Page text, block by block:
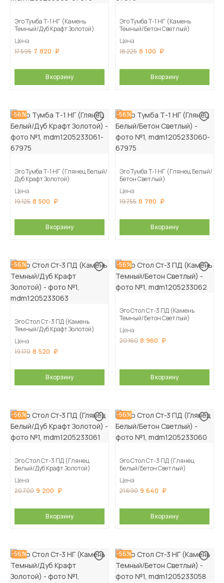
Эго Тумба Т-1 НГ (Камень
Темный/Дуб Крафт Золотой)
Цена
17 595 7 820
В корзину
Эго Тумба Т-1 НГ (Камень
Темный/Бетон Светлый)
Цена
18 225 8 100
В корзину
-56%
Эго Тумба Т-1 НГ (Глянец Белый/
Дуб Крафт Золотой)
Цена
19 125 8 500
В корзину
-56%
Эго Тумба Т-1 НГ (Глянец Белый/
Бетон Светлый)
Цена
19 755 8 780
В корзину
-56%
Эго Стол Ст-3 ПД (Камень
Темный/Дуб Крафт Золотой)
Цена
19 170 8 520
В корзину
-56%
Эго Стол Ст-3 ПД (Камень
Темный/Бетон Светлый)
Цена
20 160 8 960
В корзину
-56%
Эго Стол Ст-3 ПД (Глянец
Белый/Дуб Крафт Золотой)
Цена
20 700 9 200
В корзину
-56%
Эго Стол Ст-3 ПД (Глянец
Белый/Бетон Светлый)
Цена
21 690 9 640
В корзину
-56% -56%